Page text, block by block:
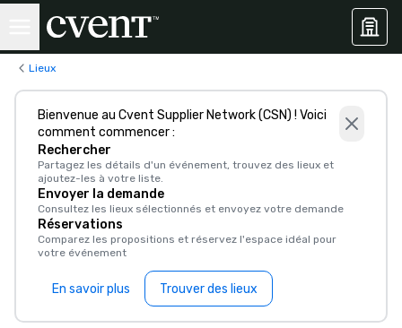
Lieux
Bienvenue au Cvent Supplier Network (CSN) ! Voici
comment commencer :
Rechercher
Partagez les détails d'un événement, trouvez des lieux et
ajoutez-les à votre liste.
Envoyer la demande
Consultez les lieux sélectionnés et envoyez votre demande
Réservations
Comparez les propositions et réservez l'espace idéal pour
votre événement
En savoir plus Trouver des lieux